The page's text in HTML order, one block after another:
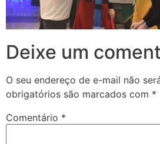
Deixe um
O seu endereço de e-mail não
obrigatórios são marcados com *
Comentário *